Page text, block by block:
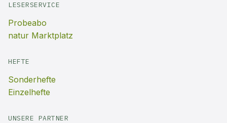
LESERSERVICE
Probeabo
natur Marktplatz
HEFTE
Sonderhefte
Einzelhefte
UNSERE PARTNER